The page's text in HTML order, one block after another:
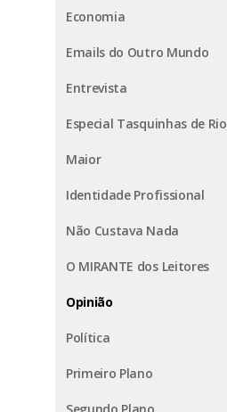
Economia
Emails do Outro Mundo
Entrevista
Especial Tasquinhas de Rio
Maior
Identidade Profissional
Não Custava Nada
O MIRANTE dos Leitores
Opinião
Política
Primeiro Plano